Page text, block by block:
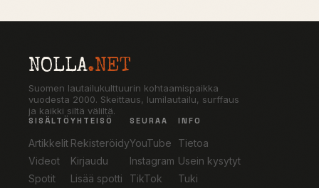
NOLLA.NET
Suomen lautailukulttuurin kohtaamispaikka
vuodesta 2000. Skeittaus, lumilautailu, surffaus
ja kaikki siltä väliltä.
SISÄLTÖ
Artikkelit
Videot
Spotit
YHTEISÖ
Rekisteröidy
Kirjaudu
Lisää spotti
SEURAA
YouTube
Instagram
TikTok
INFO
Tietoa
Usein kysytyt
Tuki